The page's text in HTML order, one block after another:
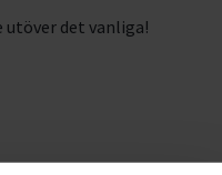
det vanliga!